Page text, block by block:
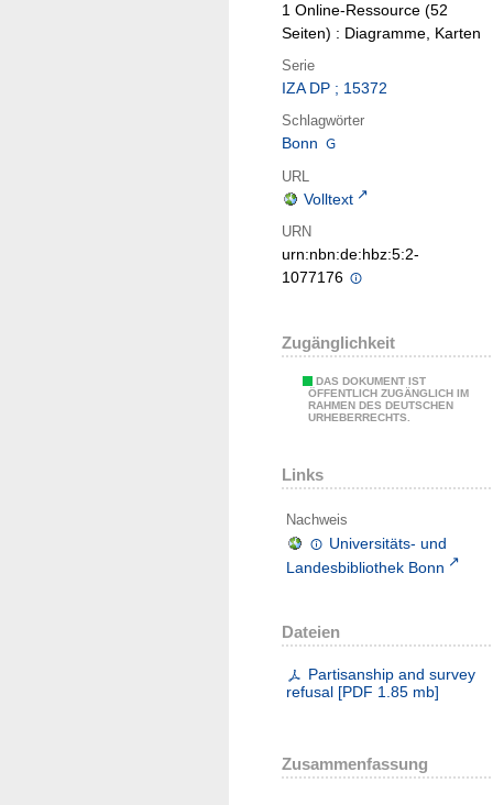
1 Online-Ressource (52
Seiten) : Diagramme, Karten
Serie
IZA DP ; 15372
Schlagwörter
Bonn
URL
Volltext
URN
urn:nbn:de:hbz:5:2-
1077176
Zugänglichkeit
DAS DOKUMENT IST
ÖFFENTLICH ZUGÄNGLICH IM
RAHMEN DES DEUTSCHEN
URHEBERRECHTS.
Links
Nachweis
Universitäts- und
Landesbibliothek Bonn
Dateien
Partisanship and survey
refusal [PDF 1.85 mb]
Zusammenfassung